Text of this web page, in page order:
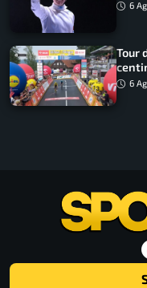
6
Tour
6